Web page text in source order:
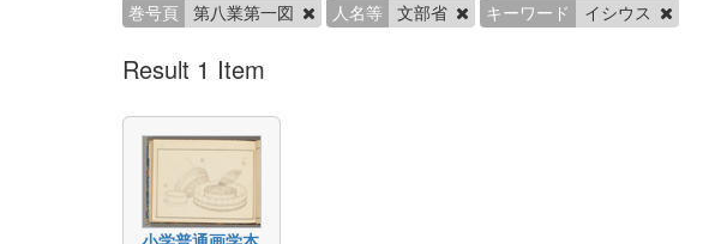
巻号頁 第八業第一図 人名等 文部省 キーワード イシウス
Result 1 Item